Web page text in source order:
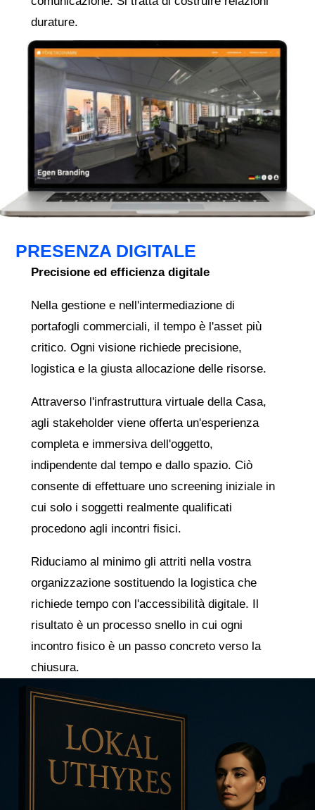
durature.
PRESENZA DIGITALE
Precisione ed efficienza digitale
Nella gestione e nell'intermediazione di
portafogli commerciali, il tempo è l'asset più
critico. Ogni visione richiede precisione,
logistica e la giusta allocazione delle risorse.
Attraverso l'infrastruttura virtuale della Casa,
agli stakeholder viene offerta un'esperienza
completa e immersiva dell'oggetto,
indipendente dal tempo e dallo spazio. Ciò
consente di effettuare uno screening iniziale in
cui solo i soggetti realmente qualificati
procedono agli incontri fisici.
Riduciamo al minimo gli attriti nella vostra
organizzazione sostituendo la logistica che
richiede tempo con l'accessibilità digitale. Il
risultato è un processo snello in cui ogni
incontro fisico è un passo concreto verso la
chiusura.